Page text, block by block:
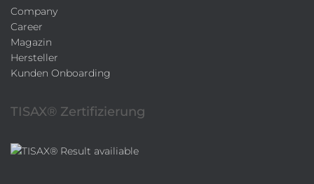
Company
Career
Magazin
Hersteller
Kunden Onboarding
TISAX® Zertifizierung